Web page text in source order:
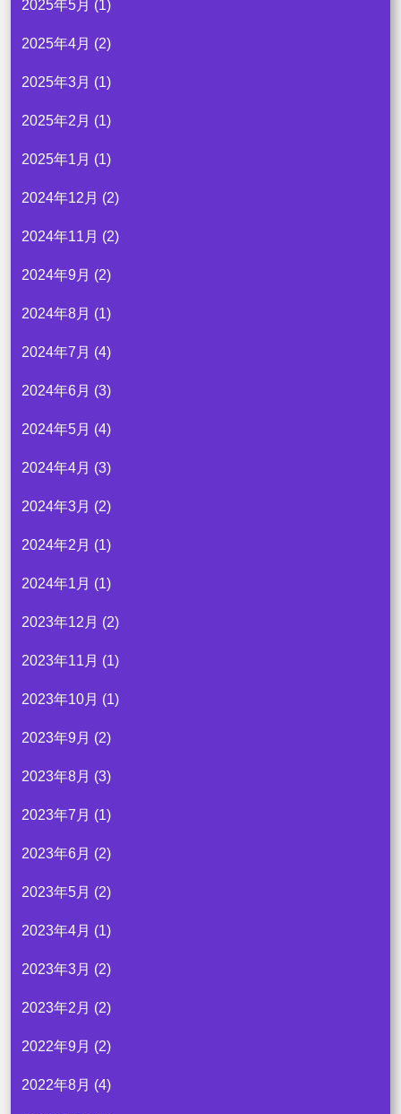
2025年5月 (1)
2025年4月 (2)
2025年3月 (1)
2025年2月 (1)
2025年1月 (1)
2024年12月 (2)
2024年11月 (2)
2024年9月 (2)
2024年8月 (1)
2024年7月 (4)
2024年6月 (3)
2024年5月 (4)
2024年4月 (3)
2024年3月 (2)
2024年2月 (1)
2024年1月 (1)
2023年12月 (2)
2023年11月 (1)
2023年10月 (1)
2023年9月 (2)
2023年8月 (3)
2023年7月 (1)
2023年6月 (2)
2023年5月 (2)
2023年4月 (1)
2023年3月 (2)
2023年2月 (2)
2022年9月 (2)
2022年8月 (4)